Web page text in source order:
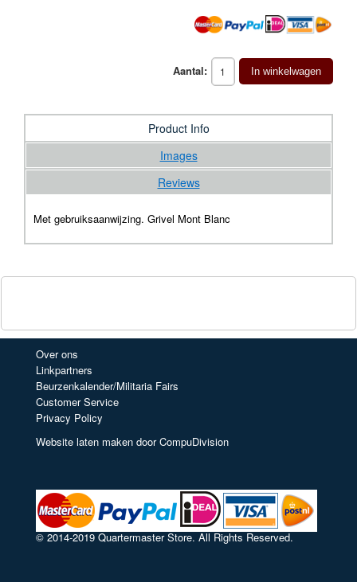
Aantal: In winkelwagen
Product Info
Images
Reviews
Met gebruiksaanwijzing. Grivel Mont Blanc
Over ons
Linkpartners
Beurzenkalender/Militaria Fairs
Customer Service
Privacy Policy
Website laten maken door CompuDivision
© 2014-2019 Quartermaster Store. All Rights Reserved.